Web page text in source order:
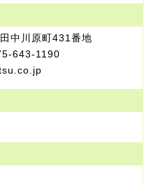
中川原町431番地
643-1190